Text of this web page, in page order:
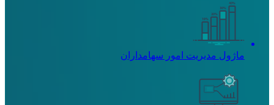
ماژول مدیریت امور سهامداران